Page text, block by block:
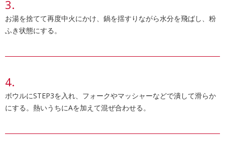
お湯を捨てて再度中火にかけ、鍋を揺すりながら水分を飛ばし、粉
ふき状態にする。
ボウルにSTEP3を入れ、フォークやマッシャーなどで潰して滑らか
にする。熱いうちにAを加えて混ぜ合わせる。